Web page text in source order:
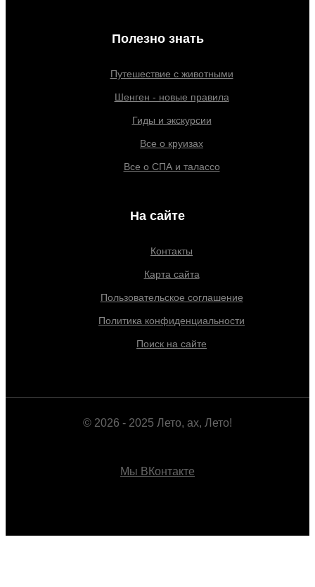
Полезно знать
Путешествие с животными
Шенген - новые правила
Гиды и экскурсии
Все о круизах
Все о СПА и талассо
На сайте
Контакты
Карта сайта
Пользовательское соглашение
Политика конфиденциальности
Поиск на сайте
© 2026 - 2025 Лето, ах, Лето!
Мы ВКонтакте